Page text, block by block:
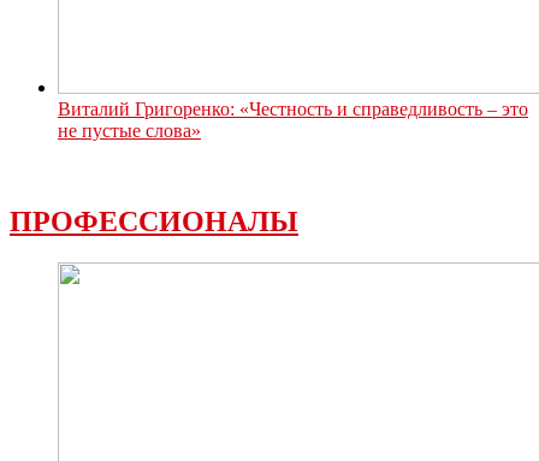
Виталий Григоренко: «Честность и справедливость – это
не пустые слова»
ПРОФЕССИОНАЛЫ